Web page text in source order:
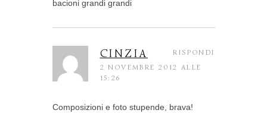
bacioni grandi grandi
CINZIA
2 NOVEMBRE 2012 ALLE
15:26
Composizioni e foto stupende, brava!
RISPONDI